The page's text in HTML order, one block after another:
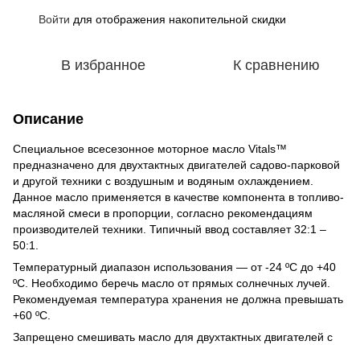
Войти для отображения накопительной скидки
В избранное К сравнению
Описание
Специальное всесезонное моторное масло Vitals™
предназначено для двухтактных двигателей садово-парковой
и другой техники с воздушным и водяным охлаждением.
Данное масло применяется в качестве компонента в топливо-
масляной смеси в пропорции, согласно рекомендациям
производителей техники. Типичный ввод составляет 32:1 –
50:1.
Температурный диапазон использования — от -24 ºС до +40
ºС. Необходимо беречь масло от прямых солнечных лучей.
Рекомендуемая температура хранения не должна превышать
+60 ºС.
Запрещено смешивать масло для двухтактных двигателей с